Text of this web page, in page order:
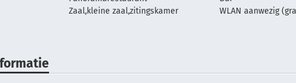
Zaal,kleine zaal,zitingskamer
WLAN aanwezig